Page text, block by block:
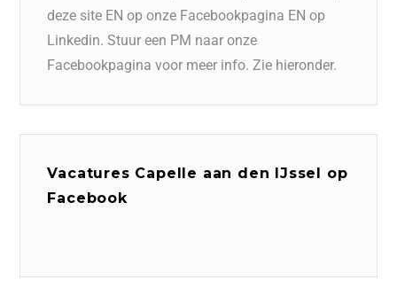
deze site EN op onze Facebookpagina EN op
Linkedin. Stuur een PM naar onze
Facebookpagina voor meer info. Zie hieronder.
Vacatures Capelle aan den IJssel op
Facebook